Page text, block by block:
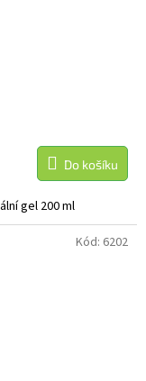
Do košíku
gel 200 ml
Kód: 6202